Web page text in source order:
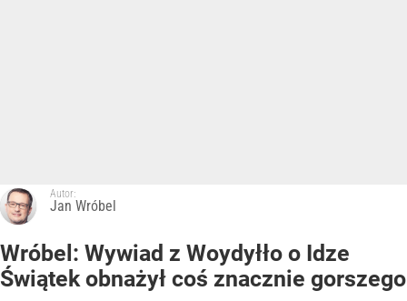
Autor:
Jan Wróbel
Wróbel: Wywiad z Woydyłło o Idze
Świątek obnażył coś znacznie gorszego